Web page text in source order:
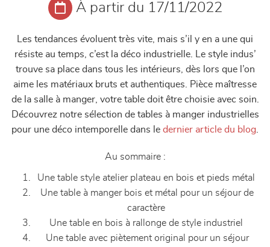
À partir du 17/11/2022
Les tendances évoluent très vite, mais s’il y en a une qui
résiste au temps, c’est la déco industrielle. Le style indus’
trouve sa place dans tous les intérieurs, dès lors que l’on
aime les matériaux bruts et authentiques. Pièce maîtresse
de la salle à manger, votre table doit être choisie avec soin.
Découvrez notre sélection de tables à manger industrielles
pour une déco intemporelle dans le dernier article du blog
Au sommaire :
Une table style atelier plateau en bois et pieds métal
Une table à manger bois et métal pour un séjour de
caractère
Une table en bois à rallonge de style industriel
Une table avec piètement original pour un séjour